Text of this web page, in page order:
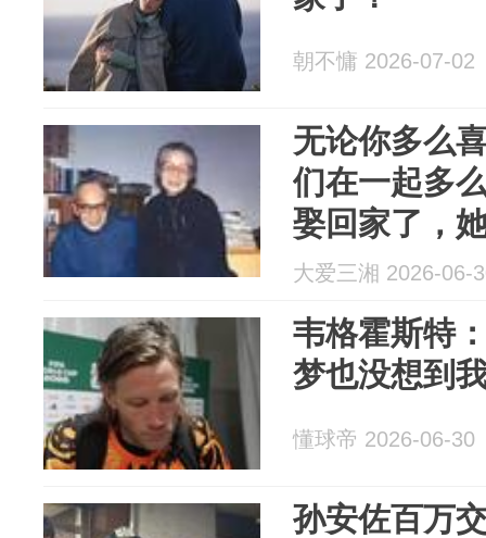
朝不慵 2026-07-02
无论你多么
们在一起多
娶回家了，
不是你了。
大爱三湘 2026-06-
韦格霍斯特
梦也没想到
懂球帝 2026-06-30
孙安佐百万